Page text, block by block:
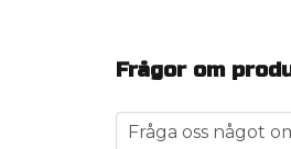
Frågor om
question
Fråga oss något